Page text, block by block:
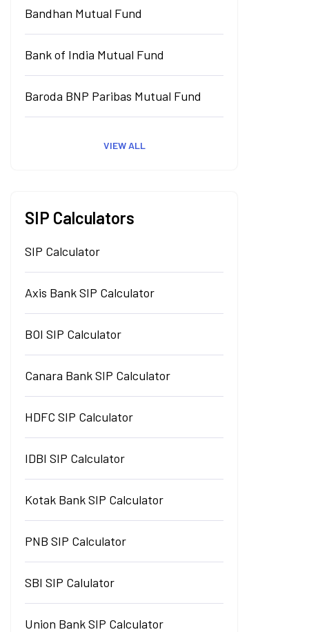
Bandhan Mutual Fund
Bank of India Mutual Fund
Baroda BNP Paribas Mutual Fund
VIEW ALL
SIP Calculators
SIP Calculator
Axis Bank SIP Calculator
BOI SIP Calculator
Canara Bank SIP Calculator
HDFC SIP Calculator
IDBI SIP Calculator
Kotak Bank SIP Calculator
PNB SIP Calculator
SBI SIP Calulator
Union Bank SIP Calculator